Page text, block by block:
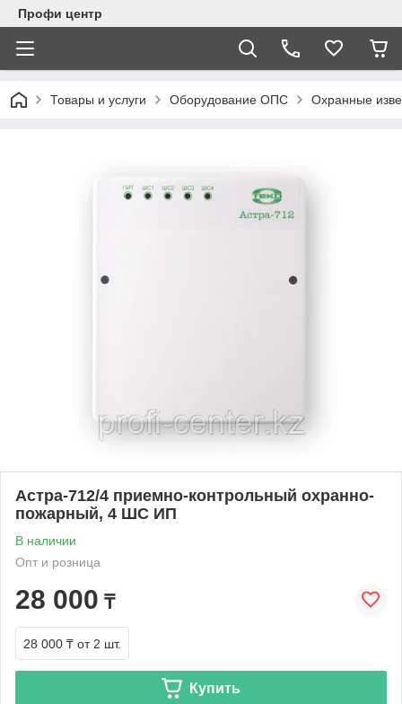
Профи центр
Товары и услуги Оборудование ОПС Охранные
Астра-712/4 приемно-контрольный охранно-
пожарный, 4 ШС ИП
В наличии
Опт и розница
28 000 ₸
28 000 ₸ от 2 шт.
Купить